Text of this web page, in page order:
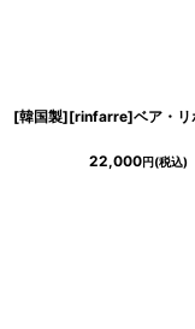
22,000円(税込)